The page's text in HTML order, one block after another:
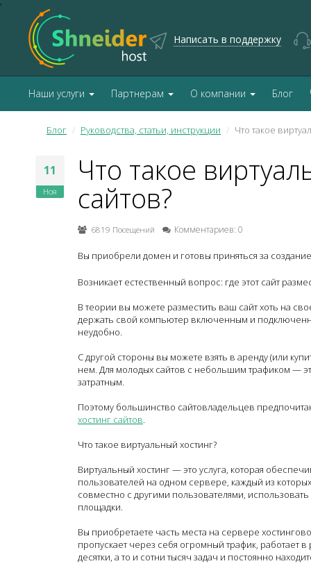
'
Написать в поддержку
Наши услуги Партнерам О компании Блог
Блог Руководства, статьи, инструкции Что такое
11
Ноя
Что такое
сайтов?
6819 Посещений Комментариев: 0
Вы приобрели домен и готовы приняться за
Возникает естественный вопрос: где этот сайт
В теории вы можете разместить ваш сайт хоть на
держать свой компьютер включенным и
неудобно.
С другой стороны вы можете взять в аренду (или
нем. Для молодых сайтов с небольшим трафиком —
затратным.
Поэтому большинство сайтовладельцев
хостинг сайтов.
Что такое виртуальный хостинг?
Виртуальный хостинг — это услуга, которая
пользователей на одном сервере, каждый из
совместно с другими пользователями,
площадки.
Вы приобретаете часть места на сервере
пропускает через себя огромный трафик, работает
десятки, а то и сотни тысяч задач и постоянно